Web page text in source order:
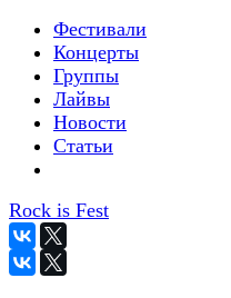
Фестивали
Концерты
Группы
Лайвы
Новости
Статьи
Rock is Fest